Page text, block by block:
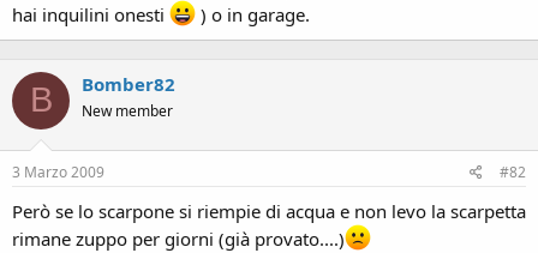
hai inquilini onesti
) o in garage.
B Bomber82
New member
3 Marzo 2009 #82
Però se lo scarpone si riempie di acqua e non levo la scarpetta
rimane zuppo per giorni (già provato....)